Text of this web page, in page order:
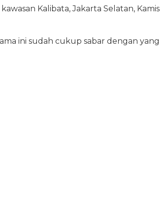
Kalibata, Jakarta Selatan, Kamis
ini sudah cukup sabar dengan yang